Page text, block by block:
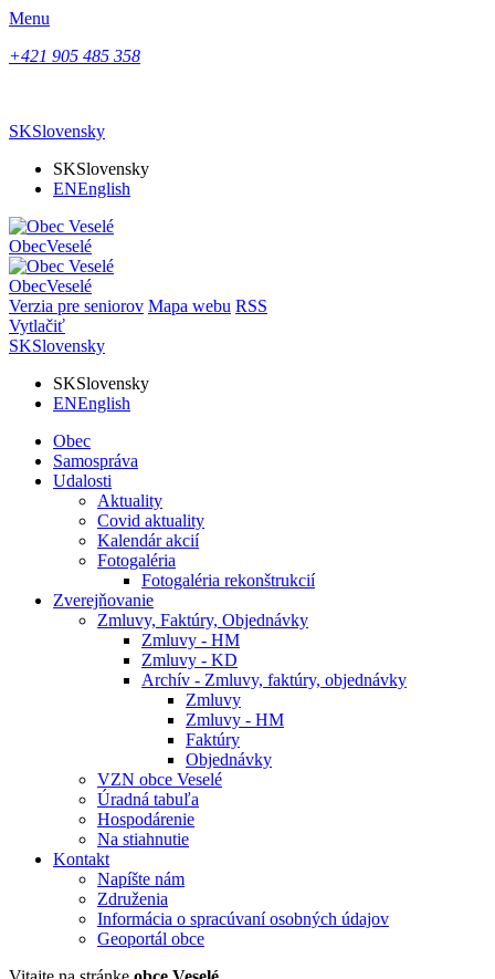
Menu
+421 905 485 358
SKSlovensky
SKSlovensky
ENEnglish
ObecVeselé
ObecVeselé
Verzia pre seniorov Mapa webu RSS
Vytlačiť
SKSlovensky
SKSlovensky
ENEnglish
Obec
Samospráva
Udalosti
Aktuality
Covid aktuality
Kalendár akcií
Fotogaléria
Fotogaléria rekonštrukcií
Zverejňovanie
Zmluvy, Faktúry, Objednávky
Zmluvy - HM
Zmluvy - KD
Archív - Zmluvy, faktúry, objednávky
Zmluvy
Zmluvy - HM
Faktúry
Objednávky
VZN obce Veselé
Úradná tabuľa
Hospodárenie
Na stiahnutie
Kontakt
Napíšte nám
Združenia
Informácia o spracúvaní osobných údajov
Geoportál obce